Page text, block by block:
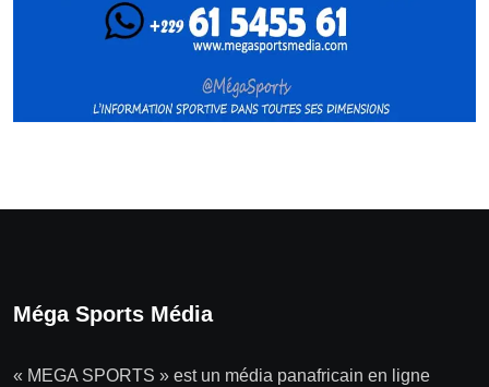
Méga Sports Média
« MEGA SPORTS » est un média panafricain en ligne